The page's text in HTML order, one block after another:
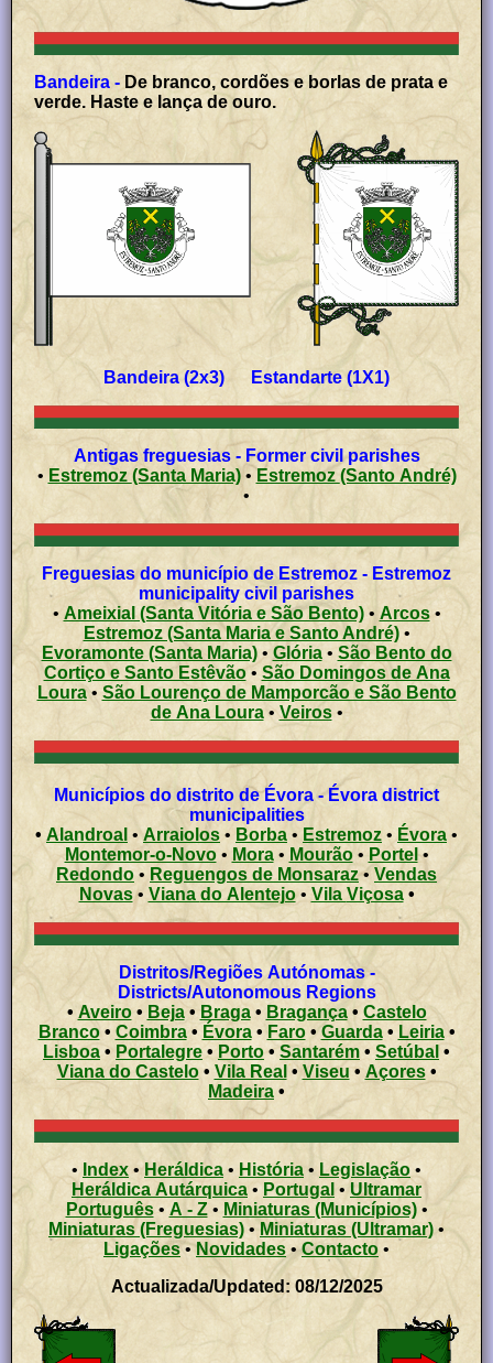
Bandeira - De branco, cordões e borlas de prata e
verde. Haste e lança de ouro.
Bandeira (2x3) Estandarte (1X1)
Antigas freguesias - Former civil parishes
•
Estremoz (Santa Maria)•
Estremoz (Santo André)
•
Freguesias do município de Estremoz - Estremoz
municipality civil parishes
• Ameixial (Santa Vitória e São Bento)• Arcos•
Estremoz (Santa Maria e Santo André)•
Evoramonte (Santa Maria)• Glória• São Bento do
Cortiço e Santo Estêvão• São Domingos de Ana
Loura• São Lourenço de Mamporcão e São Bento
de Ana Loura• Veiros•
Municípios do distrito de Évora - Évora district
municipalities
• Alandroal •Arraiolos • Borba • Estremoz • Évora •
Montemor-o-Novo• Mora• Mourão• Portel •
Redondo • Reguengos de Monsaraz• Vendas
Novas• Viana do Alentejo• Vila Viçosa•
Distritos/Regiões Autónomas -
Districts/Autonomous Regions
• Aveiro• Beja•Braga• Bragança• Castelo
Branco• Coimbra• Évora• Faro•Guarda• Leiria•
Lisboa• Portalegre • Porto• Santarém • Setúbal •
Viana do Castelo• Vila Real • Viseu • Açores •
Madeira •
• Index • Heráldica • História • Legislação •
Heráldica Autárquica • Portugal • Ultramar
Português• A - Z• Miniaturas (Municípios)•
Miniaturas (Freguesias)• Miniaturas (Ultramar)•
Ligações•Novidades •Contacto •
Actualizada/Updated: 08/12/2025